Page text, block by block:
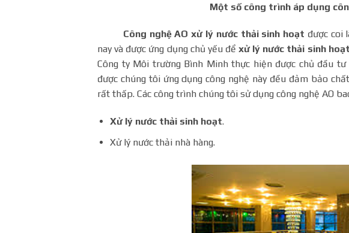
Một số công trình áp dụng
Công nghệ AO xử lý nước thải sinh hoạt được coi
nay và được ứng dụng chủ yếu để xử lý nước thải sinh hoạt
Công ty Môi trường Bình Minh thực hiện được chủ đầu
được chúng tôi ứng dụng công nghệ này đều đảm bảo
rất thấp. Các công trình chúng tôi sử dụng công nghệ AO
Xử lý nước thải sinh hoạt.
Xử lý nước thải nhà hàng.